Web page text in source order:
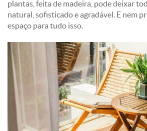
plantas, feita de madeira, pode deixar
natural, sofisticado e agradável. E nem
espaço para tudo isso.